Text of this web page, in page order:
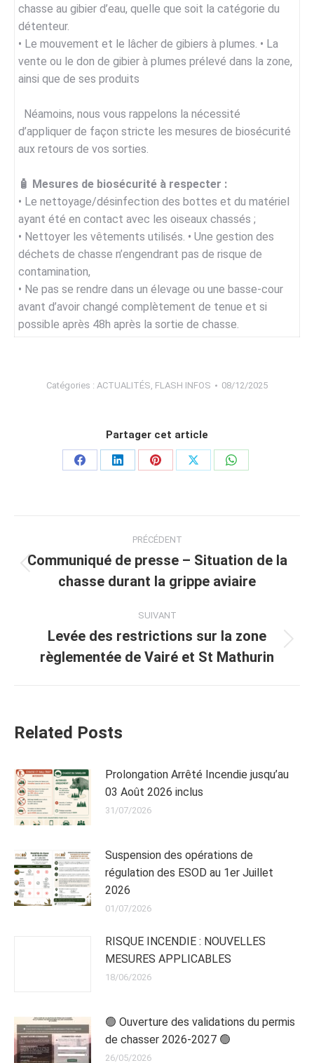
chasse au gibier d’eau, quelle que soit la catégorie du
détenteur.
• Le mouvement et le lâcher de gibiers à plumes. • La
vente ou le don de gibier à plumes prélevé dans la zone,
ainsi que de ses produits
Néamoins, nous vous rappelons la nécessité
d’appliquer de façon stricte les mesures de biosécurité
aux retours de vos sorties.
🧴 Mesures de biosécurité à respecter :
• Le nettoyage/désinfection des bottes et du matériel
ayant été en contact avec les oiseaux chassés ;
• Nettoyer les vêtements utilisés. • Une gestion des
déchets de chasse n’engendrant pas de risque de
contamination,
• Ne pas se rendre dans un élevage ou une basse-cour
avant d’avoir changé complètement de tenue et si
possible après 48h après la sortie de chasse.
Catégories : ACTUALITÉS, FLASH INFOS 08/12/2025
Partager cet article
PartagerPartagerPartagerPartagerPartager
article
PRÉCÉDENT
précédent
Communiqué de presse – Situation de la
chasse durant la grippe aviaire
SUIVANT
suivant
Levée des restrictions sur la zone
règlementée de Vairé et St Mathurin
Related Posts
Prolongation Arrêté Incendie jusqu’au
03 Août 2026 inclus
31/07/2026
Suspension des opérations de
régulation des ESOD au 1er Juillet
2026
01/07/2026
RISQUE INCENDIE : NOUVELLES
MESURES APPLICABLES
18/06/2026
🟢 Ouverture des validations du permis
de chasser 2026-2027 🟢
26/05/2026